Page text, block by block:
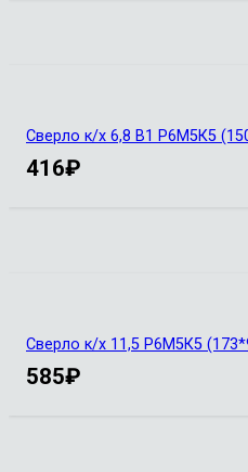
Сверло к/х 6,8 В1 Р6М5К5
416₽
Сверло к/х 11,5 Р6М5К5
585₽